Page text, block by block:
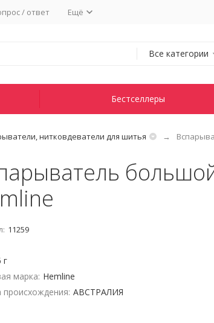
/ ответ Ещё
Все категории
Бестселлеры
нитковдеватели для шитья
11259
г
марка: Hemline
происхождения: АВСТРАЛИЯ